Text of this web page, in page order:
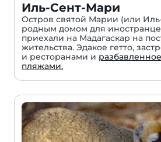
Иль-Сент-Мари
Остров святой Марии (или
родным домом для
приехали на Мадагаскар на
жительства. Эдакое гетто,
и ресторанами и
пляжами.